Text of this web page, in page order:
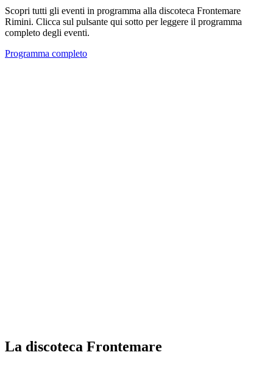
Scopri tutti gli eventi in programma alla discoteca Frontemare
Rimini. Clicca sul pulsante qui sotto per leggere il programma
completo degli eventi.
Programma completo
La discoteca Frontemare